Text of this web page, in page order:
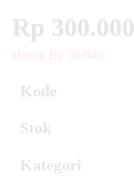
Rp 300.000
Hemat Rp 50.000
Kode
Stok
Kategori